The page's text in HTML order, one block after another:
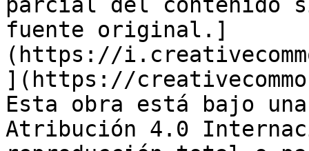
fuente original.]
(https://
](https://
Esta obra está bajo
Atribución 4.0